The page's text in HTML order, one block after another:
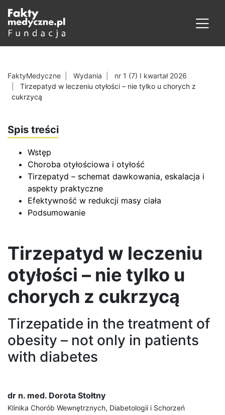
FaktyMedyczne Wydania
nr 1 (7) I kwartał 2026
Tirzepatyd w leczeniu otyłości – nie tylko u chorych z
cukrzycą
Spis treści
Wstęp
Choroba otyłościowa i otyłość
Tirzepatyd – schemat dawkowania, eskalacja i
aspekty praktyczne
Efektywność w redukcji masy ciała
Podsumowanie
Tirzepatyd w leczeniu
otyłości – nie tylko u
chorych z cukrzycą
Tirzepatide in the treatment of
obesity – not only in patients
with diabetes
dr n. med. Dorota Stołtny
Klinika Chorób Wewnętrznych, Diabetologii i Schorzeń